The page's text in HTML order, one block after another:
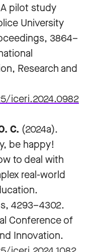
pilot study
University
3864–
Research and
iceri.2024.0982
C. (2024a).
be happy!
to deal with
real-world
4293–4302.
Conference of
Innovation.